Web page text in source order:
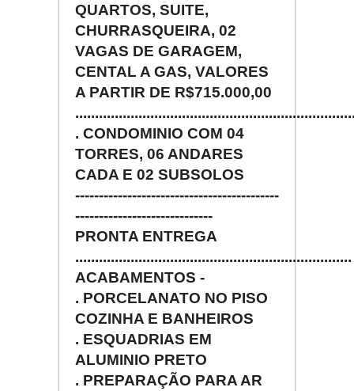
QUARTOS, SUITE,
CHURRASQUEIRA, 02
VAGAS DE GARAGEM,
CENTAL A GAS, VALORES
A PARTIR DE R$715.000,00
. CONDOMINIO COM 04
TORRES, 06 ANDARES
CADA E 02 SUBSOLOS
-------------------------------------------
-----------------------------
PRONTA ENTREGA
......................................................................
ACABAMENTOS -
. PORCELANATO NO PISO
COZINHA E BANHEIROS
. ESQUADRIAS EM
ALUMINIO PRETO
. PREPARAÇÃO PARA AR